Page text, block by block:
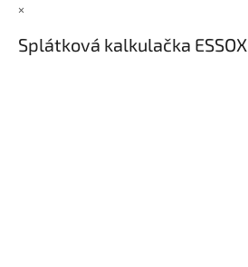
×
Splátková kalkulačka ESSOX